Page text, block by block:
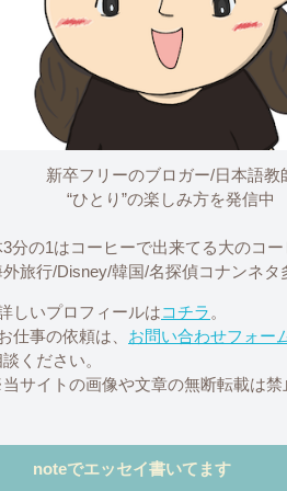
新卒フリーのブロガー/日本語教
“ひとり”の楽しみ方を発信中
3分の1はコーヒーで出来てる大のコー
外旅行/Disney/韓国/名探偵コナンネタ
しいプロフィールはコチラ 。
仕事の依頼は、 お問い合わせフォー
ください。
サイトの画像や文章の無断転載は禁
noteでエッセイ書いてます